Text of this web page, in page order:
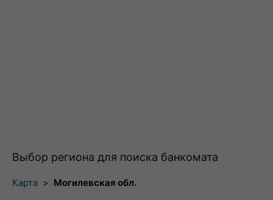
Выбор региона для поиска банкомата
Карта > Могилевская обл.